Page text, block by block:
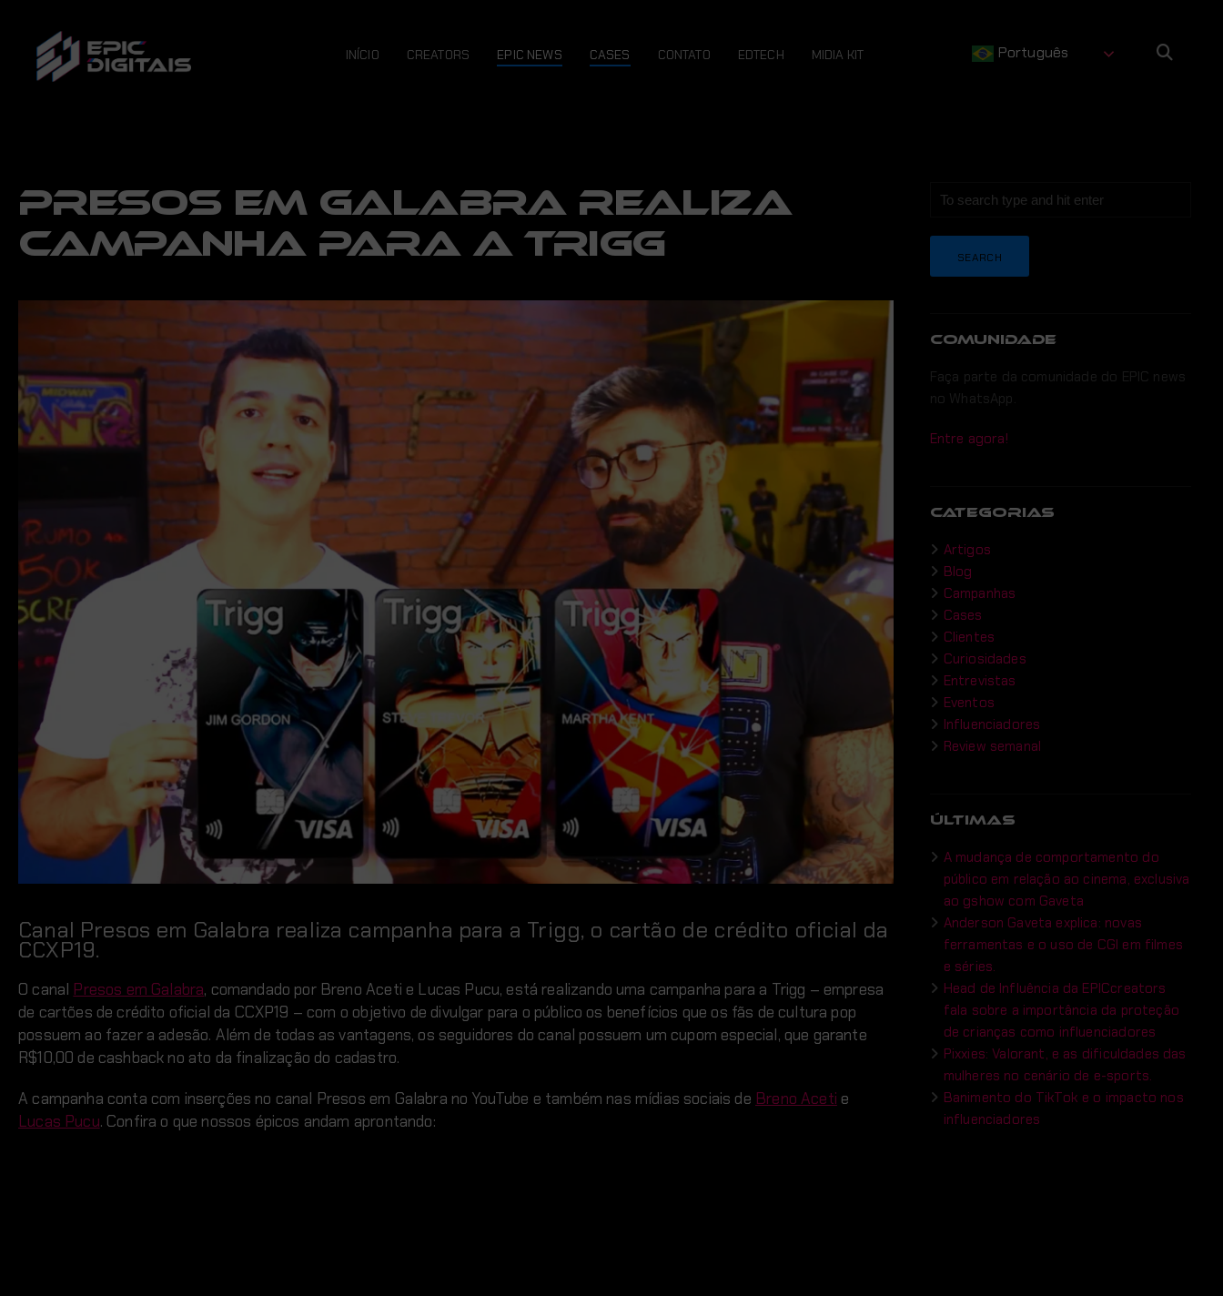
INÍCIO CREATORS EPIC NEWS CASES CONTATO EDTECH MIDIA KIT
PRESOS EM GALABRA REALIZA
CAMPANHA PARA A TRIGG
Canal Presos em Galabra realiza campanha para a Trigg, o cartão de crédito oficial da
CCXP19.
O canal Presos em Galabra, comandado por Breno Aceti e Lucas Pucu, está realizando uma campanha para a Trigg – empresa
de cartões de crédito oficial da CCXP19 – com o objetivo de divulgar para o público os benefícios que os fãs de cultura pop
possuem ao fazer a adesão. Além de todas as vantagens, os seguidores do canal possuem um cupom especial, que garante
R$10,00 de cashback no ato da finalização do cadastro.
A campanha conta com inserções no canal Presos em Galabra no YouTube e também nas mídias sociais de Breno Aceti e
Lucas Pucu. Confira o que nossos épicos andam aprontando:
COMUNIDADE
Faça parte da comunidade do EPIC news
no WhatsApp.
Entre agora!
CATEGORIAS
Artigos
Blog
Campanhas
Cases
Clientes
Curiosidades
Entrevistas
Eventos
Influenciadores
Review semanal
ÚLTIMAS
A mudança de comportamento do
público em relação ao cinema, exclusiva
ao gshow com Gaveta
Anderson Gaveta explica: novas
ferramentas e o uso de CGI em filmes
e séries.
Head de Influência da EPICcreators
fala sobre a importância da proteção
de crianças como influenciadores
Pixxies: Valorant, e as dificuldades das
mulheres no cenário de e-sports.
Banimento do TikTok e o impacto nos
influenciadores
Português